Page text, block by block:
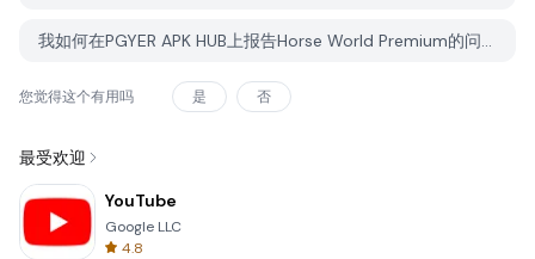
我如何在PGYER APK HUB上报告Horse World Premium的问题？
您觉得这个有用吗 是 否
最受欢迎
YouTube
Google LLC
4.8